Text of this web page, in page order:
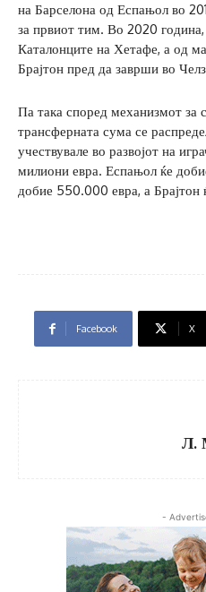
на Барселона од Еспањол во
за првиот тим. Во 2020
Каталонците на Хетафе, а од
Брајтон пред да заврши во
Па така според механизмот
трансферната сума се
учествувале во развојот на
милиони евра. Еспањол ќе
добие 550.000 евра, а
Facebook X
Л.
-